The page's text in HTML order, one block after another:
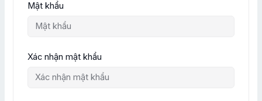
Mật khẩu
Xác nhận mật khẩu